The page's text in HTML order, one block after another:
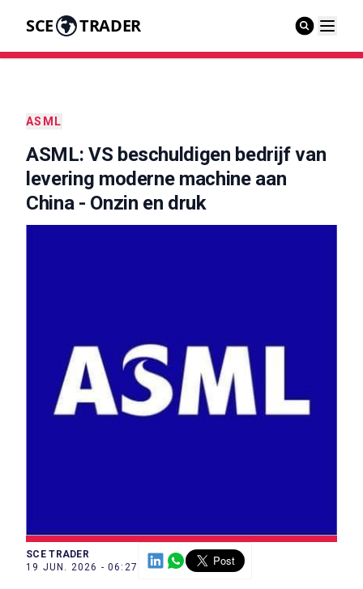
SCE TRADER
ASML
ASML: VS beschuldigen bedrijf van
levering moderne machine aan
China - Onzin en druk
SCE TRADER
19 JUN. 2026 - 06:27